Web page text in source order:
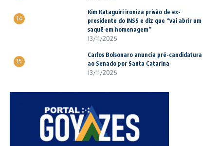
14
Kim Kataguiri ironiza prisão de ex-
presidente do INSS e diz que “vai abrir um
saquê em homenagem”
13/11/2025
15
Carlos Bolsonaro anuncia pré-candidatura
ao Senado por Santa Catarina
13/11/2025